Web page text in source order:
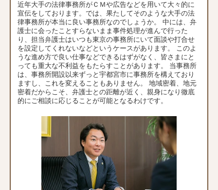
近年大手の法律事務所がＣＭや広告などを用いて大々的に
宣伝をしております。では、果たしてそのような大手の法
律事務所が本当に良い事務所なのでしょうか。 中には、弁
護士に会ったことすらないまま事件処理が進んで行った
り、担当弁護士はいつも東京の事務所にいて面談や打合せ
を設定してくれないなどというケースがあります。 このよ
うな進め方で良い仕事などできるはずがなく、皆さまにと
っても重大な不利益をもたらすことがあります。 当事務所
は、事務所開設以来ずっと宇都宮市に事務所を構えており
ますし、これを変えることもありません。 地域密着、地元
密着だからこそ、弁護士との距離が近く、親身になり徹底
的にご相談に応じることが可能となるわけです。